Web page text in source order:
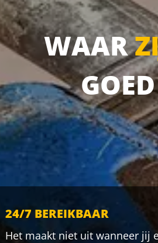
WAAR
24/7 BEREIKBAAR
Het maakt niet uit wanneer jij